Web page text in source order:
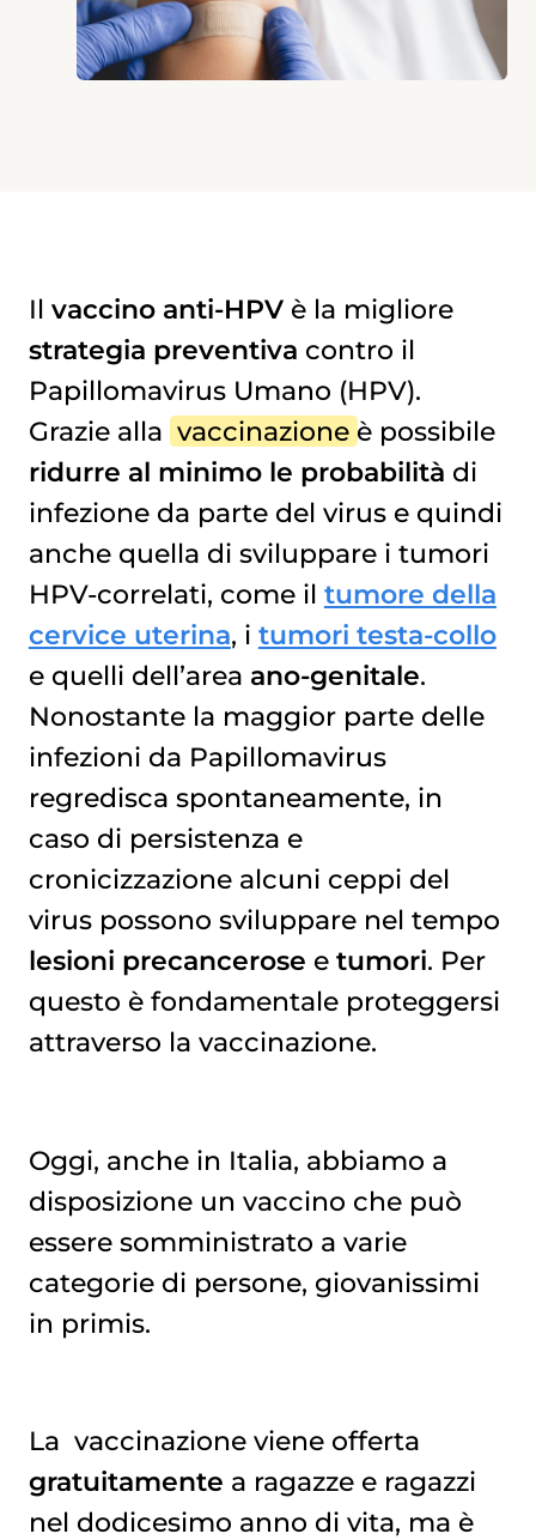
Il vaccino anti-HPVè la migliore
strategia preventiva contro il
Papillomavirus Umano (HPV).
Grazie alla vaccinazione è possibile
ridurre al minimo le probabilità di
infezione da parte del virus e quindi
anche quella di sviluppare i tumori
HPV-correlati, come il tumore della
cervice uterina, i tumori testa-collo
e quelli dell’area ano-genitale.
Nonostante la maggior parte delle
infezioni da Papillomavirus
regredisca spontaneamente, in
caso di persistenza e
cronicizzazione alcuni ceppi del
virus possono sviluppare nel tempo
lesioni precancerose e tumori. Per
questo è fondamentale proteggersi
attraverso la vaccinazione.
Oggi, anche in Italia, abbiamo a
disposizione un vaccino che può
essere somministrato a varie
categorie di persone, giovanissimi
in primis.
La vaccinazione viene offerta
gratuitamente a ragazze e ragazzi
nel dodicesimo anno di vita, ma è